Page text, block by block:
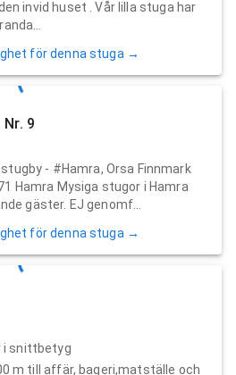
invid huset . Vår lilla stuga har
för denna stuga →
9
- #Hamra, Orsa Finnmark
Hamra Mysiga stugor i Hamra
gäster. EJ genomf...
för denna stuga →
i snittbetyg
m till affär, bageri,matställe och